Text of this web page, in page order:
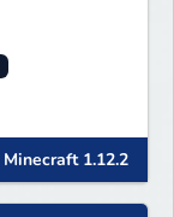
Minecraft 1.12.2